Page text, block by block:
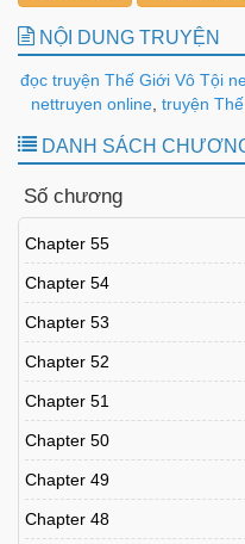
NỘI DUNG TRUYỆN
đọc truyện Thế Giới Vô Tội
nettruyen online truyện
DANH SÁCH
Số chương
Chapter 55
Chapter 54
Chapter 53
Chapter 52
Chapter 51
Chapter 50
Chapter 49
Chapter 48